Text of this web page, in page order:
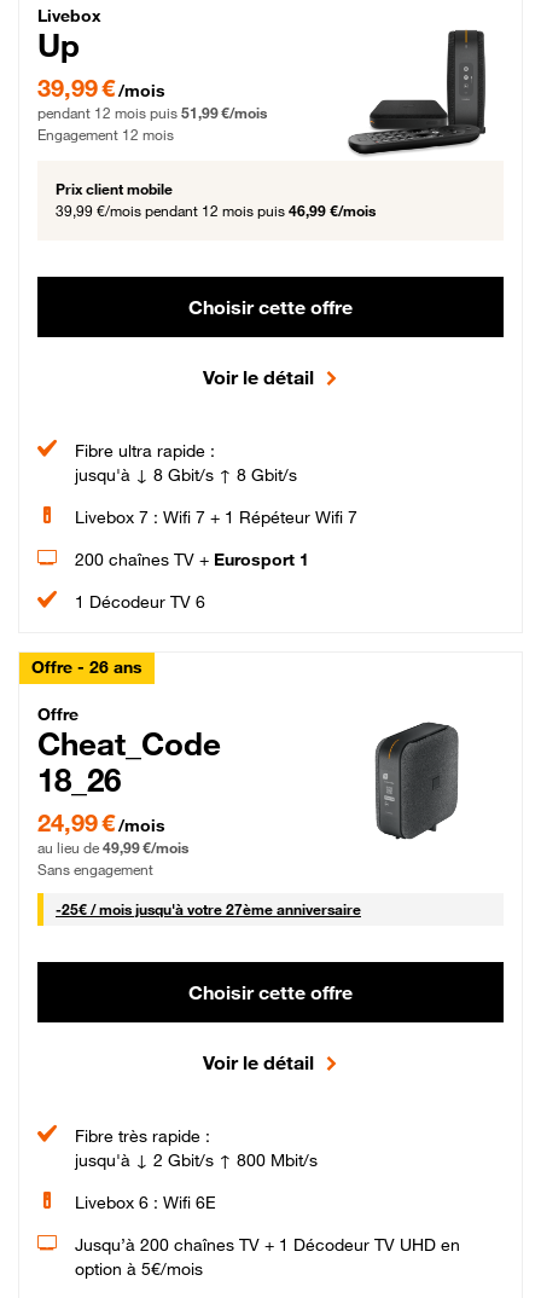
Livebox Up Fibre
Livebox
Up
39,99 € par mois pendant 12 mois puis 51,99 € par mois, Engagement 12 mois
39,99 €/mois
pendant 12 mois puis 51,99 €/mois
Engagement 12 mois
Prix client mobile
39,99 €/mois pendant 12 mois puis 46,99 €/mois
Choisir cette offre
Voir le détail
Fibre ultra rapide :
jusqu'à ↓ 8 Gbit/s ↑ 8 Gbit/s
Livebox 7 : Wifi 7 + 1 Répéteur Wifi 7
200 chaînes TV + Eurosport 1
1 Décodeur TV 6
Offre - 26 ans
Cheat_Code Fibre_18_26
Offre
Cheat_Code
18_26
24,99 € par mois pendant 0 mois puis 49,99 € par mois, Sans engagement
24,99 €/mois
au lieu de 49,99 €/mois
Sans engagement
-25€ / mois25 € par mois
jusqu'à votre 27ème anniversaire
Choisir cette offre
Voir le détail
Fibre très rapide :
jusqu'à ↓ 2 Gbit/s ↑ 800 Mbit/s
Livebox 6 : Wifi 6E
Jusqu’à 200 chaînes TV + 1 Décodeur TV UHD en
option à 5€/mois